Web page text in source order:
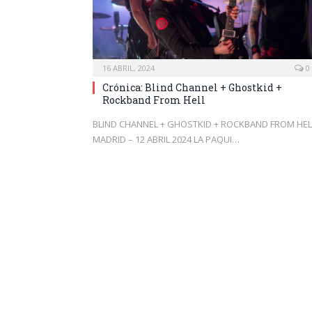
16 ABRIL, 2024 0
Crónica: Blind Channel + Ghostkid +
Rockband From Hell
BLIND CHANNEL + GHOSTKID + ROCKBAND FROM
MADRID – 12 ABRIL 2024 LA PAQUI…